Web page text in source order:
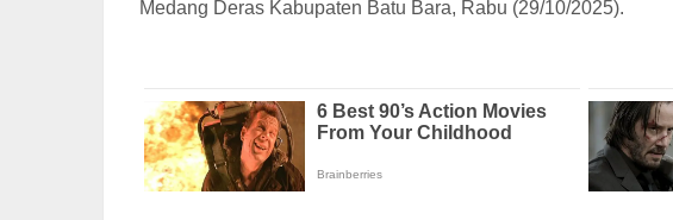
Medang Deras Kabupaten Batu Bara, Rabu (29/10/2025).